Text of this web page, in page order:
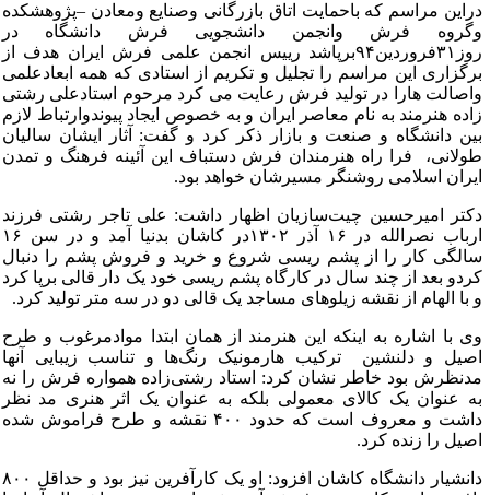
مراسم که باحمایت اتاق بازرگانی وصنایع ومعادن –پژوهشکده
فرش وانجمن دانشجویی فرش دانشگاه در
روز۳۱فروردین۹۴برپاشد رییس انجمن علمی فرش ایران هدف از
این مراسم را تجلیل و تکریم از استادی که همه ابعادعلمی
هارا در تولید فرش رعایت می کرد مرحوم استادعلی رشتی
هنرمند به نام معاصر ایران و به خصوص ایجاد پیوندوارتباط لازم
دانشگاه و صنعت و بازار ذکر کرد و گفت: آثار ایشان سالیان
فرا راه هنرمندان فرش دستباف این آئینه فرهنگ و تمدن
اسلامی روشنگر مسیرشان خواهد بود.
امیر‌حسین چیت‌سازیان اظهار داشت: علی تاجر رشتی فرزند
ارباب نصرالله در ۱۶ آذر ۱۳۰۲در کاشان بدنیا آمد و در سن ۱۶
کار را از پشم ریسی شروع و خرید و فروش پشم را دنبال
بعد از چند سال در کارگاه پشم ریسی خود یک دار قالی برپا کرد
با الهام از نقشه زیلوهای مساجد یک قالی دو در سه متر تولید کرد.
با اشاره به اینکه این هنرمند از همان ابتدا موادمرغوب و طرح
و دلنشین ترکیب هارمونیک رنگ‌ها و تناسب زیبایی آنها
بود خاطر نشان کرد: استاد رشتی‌زاده همواره فرش را نه
عنوان یک کالای معمولی بلکه به عنوان یک اثر هنری مد نظر
داشت و معروف است که حدود ۴۰۰ نقشه و طرح فراموش شده
را زنده کرد.
دانشیار دانشگاه کاشان افزود: او یک کارآفرین نیز بود و حداقل ۸۰۰